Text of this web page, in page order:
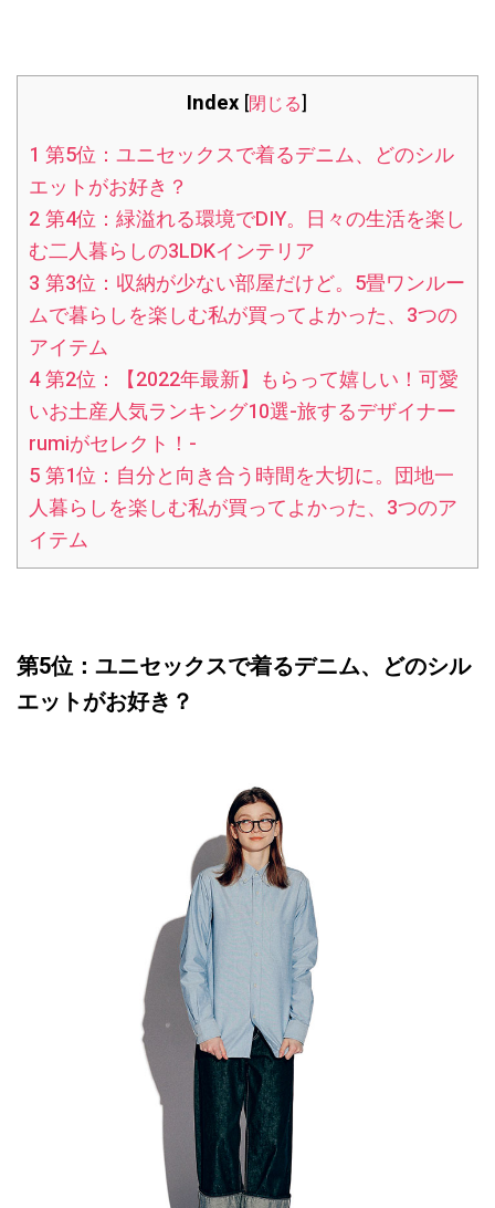
Index [閉じる]
1 第5位：ユニセックスで着るデニム、どのシル
エットがお好き？
2第4位：緑溢れる環境でDIY。日々の生活を楽し
む二人暮らしの3LDKインテリア
3 第3位：収納が少ない部屋だけど。5畳ワンルー
ムで暮らしを楽しむ私が買ってよかった、3つの
アイテム
4第2位：【2022年最新】もらって嬉しい！可愛
いお土産人気ランキング10選-旅するデザイナー
rumiがセレクト！-
5第1位：自分と向き合う時間を大切に。団地一
人暮らしを楽しむ私が買ってよかった、3つのア
イテム
第5位：ユニセックスで着るデニム、どのシル
エットがお好き？